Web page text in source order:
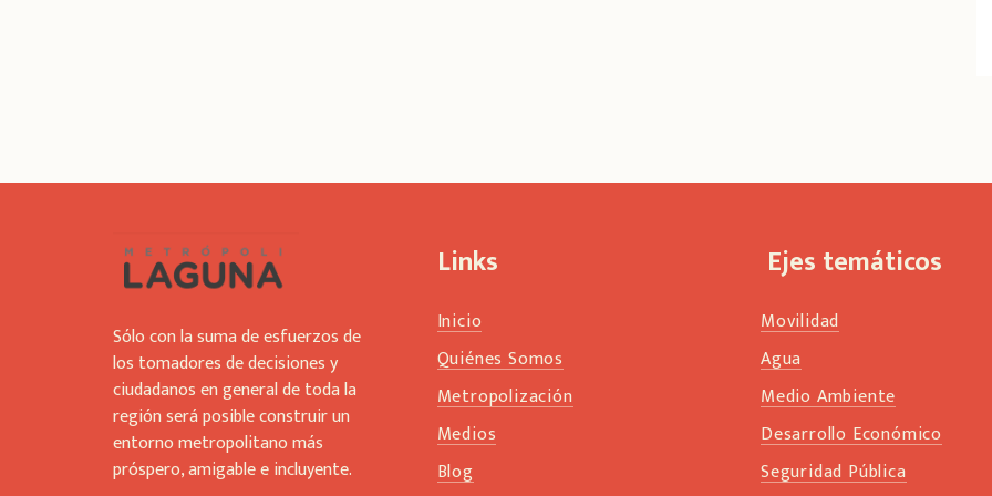
Sólo con la suma de esfuerzos de
los tomadores de decisiones y
ciudadanos en general de toda la
región será posible construir un
entorno metropolitano más
próspero, amigable e incluyente.
Links
Inicio
Quiénes Somos
Metropolización
Medios
Blog
Ejes temáticos
Movilidad
Agua
Medio Ambiente
Desarrollo Económico
Seguridad Pública